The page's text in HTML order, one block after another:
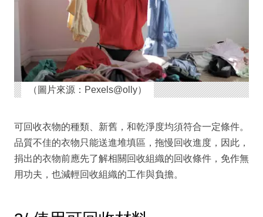
（圖片來源：Pexels@olly）
可回收衣物的種類、新舊，和乾淨度均須符合一定條件。
品質不佳的衣物只能送進堆填區，拖慢回收進度，因此，
捐出的衣物前應先了解相關回收組織的回收條件，免作無
用功夫，也減輕回收組織的工作與負擔。